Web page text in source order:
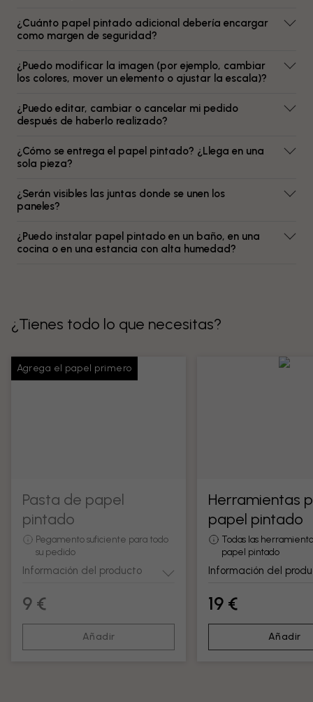
¿Cuánto papel pintado adicional debería encargar
como margen de seguridad?
¿Puedo modificar la imagen (por ejemplo, cambiar
los colores, mover un elemento o ajustar la escala)?
¿Puedo editar, cambiar o cancelar mi pedido
después de haberlo realizado?
¿Cómo se entrega el papel pintado? ¿Llega en una
sola pieza?
¿Serán visibles las juntas donde se unen los
paneles?
¿Puedo instalar papel pintado en un baño, en una
cocina o en una estancia con alta humedad?
¿Tienes todo lo que necesitas?
Agrega el papel primero
Pasta de papel
pintado
Pegamento suficiente para todo
su pedido
Información del producto
9 €
Añadir
Herramientas
papel pintado
Todas las
papel pintado
Información del
19 €
Añadir